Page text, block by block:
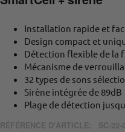
Installation rapide et
Design compact et
Détection flexible de la
Mécanisme de
32 types de sons
Sirène intégrée de 89dB
Plage de détection
RÉFÉRENCE D'ARTICLE: SC-22-